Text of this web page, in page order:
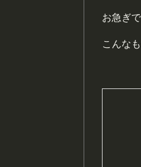
お急ぎ
こんな